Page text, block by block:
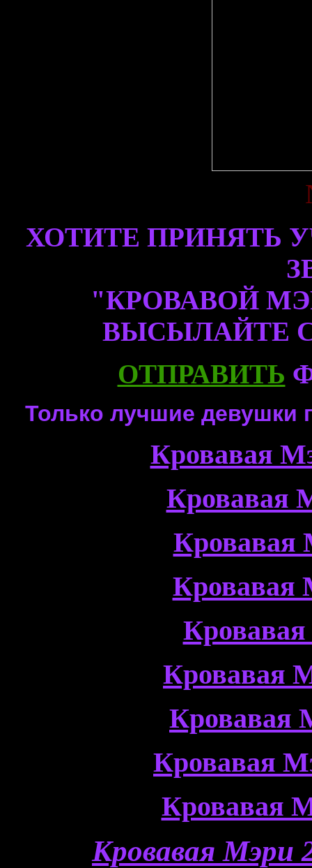
ХОТИТЕ ПРИНЯТЬ
"КРОВАВОЙ
ВЫСЫЛАЙТЕ
ОТПРАВИТЬ
Только лучшие девушки
Кровавая
Кровавая
Кровавая
Кровавая
Кровавая
Кровавая
Кровавая
Кровавая
Кровавая Мэри